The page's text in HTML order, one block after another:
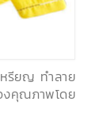
รียญ ทำลาย
งคุณภาพโดย